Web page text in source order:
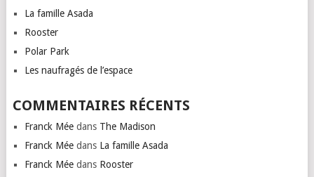
La famille Asada
Rooster
Polar Park
Les naufragés de l’espace
COMMENTAIRES RÉCENTS
Franck Méedans The Madison
Franck Méedans La famille Asada
Franck Méedans Rooster